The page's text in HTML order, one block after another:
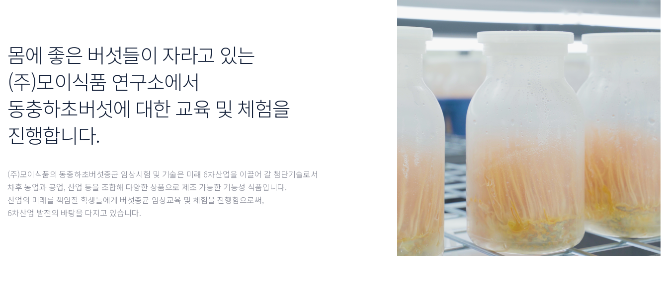
몸에 좋은 버섯들이 자라고 있는
(주)모이식품 연구소에서
동충하초버섯에 대한 교육 및 체험을
진행합니다.
(주)모이식품의 동충하초버섯종균 임상시험 및 기술은 미래 6차산업을 이끌어 갈 첨단기술로서
차후 농업과 공업, 산업 등을 조합해 다양한 상품으로 제조 가능한 기능성 식품입니다.
산업의 미래를 책임질 학생들에게 버섯종균 임상교육 및 체험을 진행함으로써,
6차산업 발전의 바탕을 다지고 있습니다.